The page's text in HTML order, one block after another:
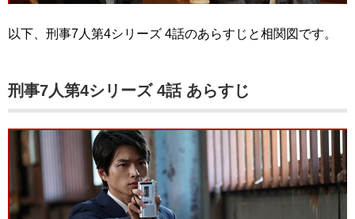
以下、刑事7人第4シリーズ 4話のあらすじと相関図です。
刑事7人第4シリーズ 4話 あらすじ